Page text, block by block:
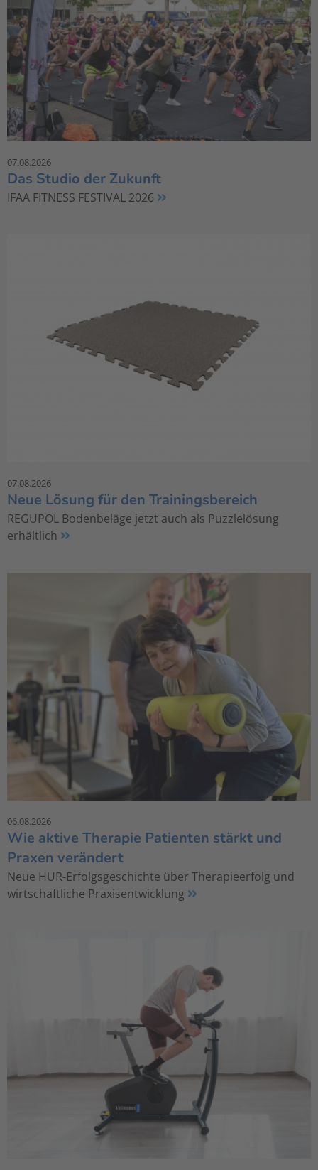
07.08.2026
Das Studio der Zukunft
IFAA FITNESS FESTIVAL 2026
07.08.2026
Neue Lösung für den Trainingsbereich
REGUPOL Bodenbeläge jetzt auch als Puzzlelösung
erhältlich
06.08.2026
Wie aktive Therapie Patienten stärkt und
Praxen verändert
Neue HUR-Erfolgsgeschichte über Therapieerfolg und
wirtschaftliche Praxisentwicklung